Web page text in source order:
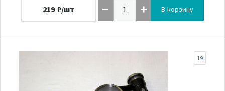
219 ₽/шт В корзину
19